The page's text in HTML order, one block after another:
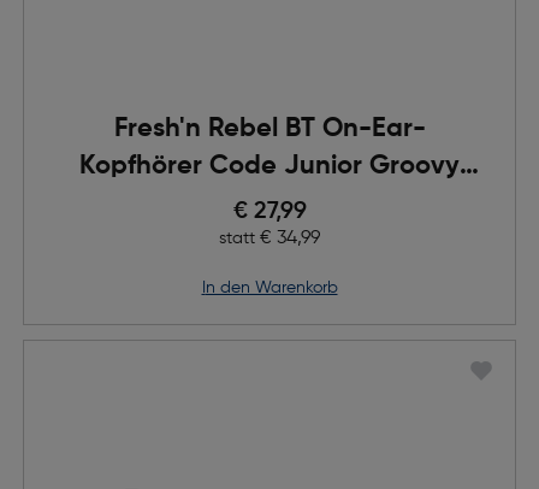
Fresh'n Rebel BT On-Ear-
Kopfhörer Code Junior Groovy
Galaxy
Preis nach Rabatts
€ 27,99
statt Ursprünglicher Preis
€ 34,99
in den Warenkorb